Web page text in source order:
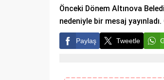
Önceki Dönem Altınova
nedeniyle bir mesaj
Paylaş Tweetle